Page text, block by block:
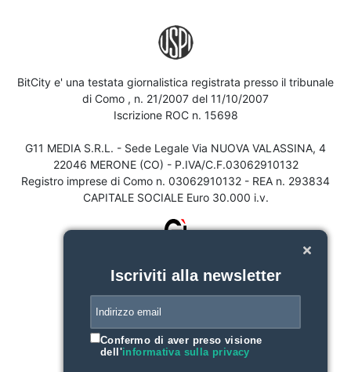
BitCity e' una testata giornalistica registrata presso il tribunale
di Como , n. 21/2007 del 11/10/2007
Iscrizione ROC n. 15698
G11 MEDIA S.R.L. - Sede Legale Via NUOVA VALASSINA, 4
22046 MERONE (CO) - P.IVA/C.F.03062910132
Registro imprese di Como n. 03062910132 - REA n. 293834
CAPITALE SOCIALE Euro 30.000 i.v.
Iscriviti alla newsletter
Confermo di aver preso visione
dell'informativa sulla privacy